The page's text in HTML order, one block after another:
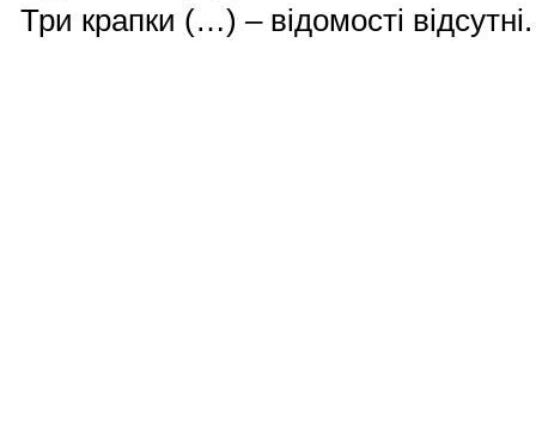
Три крапки (…) – відомості відсутні.